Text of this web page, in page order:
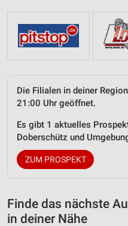
Die Filialen in deiner
21:00 Uhr geöffnet.
Es gibt 1 aktuelles
Doberschütz und
ZUM PROSPEKT
Finde das nächste
in deiner Nähe